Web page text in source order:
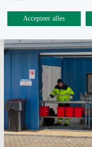
Accepteer alles